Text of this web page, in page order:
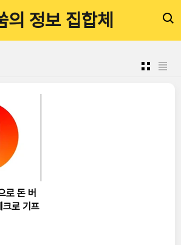
의 정보 집합체
로 돈 버
크로 기프